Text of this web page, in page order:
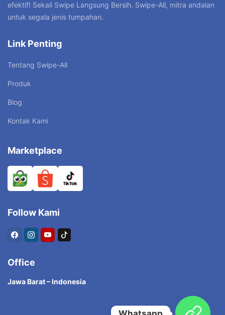
efektif! Sekali Swipe Langsung Bersih. Swipe-All, mitra andalan
untuk segala jenis tumpahan.
Link Penting
Tentang Swipe-All
Produk
Blog
Kontak Kami
Marketplace
Follow Kami
Office
Jawa Barat – Indonesia